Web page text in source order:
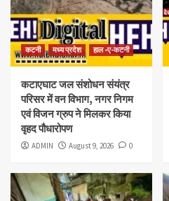
कटनी मध्य प्रदेश हाल -ए-कटनी
कटाएघाट जल संशोधन संयंत्र
परिसर में वन विभाग, नगर निगम
एवं विजन ग्रुप ने मिलकर किया
वृहद पौधारोपण
ADMIN August 9, 2026 0